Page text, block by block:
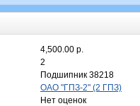
4,500.00 р.
2
Подшипник 38218
ОАО "ГПЗ-2" (2 ГПЗ)
Нет оценок